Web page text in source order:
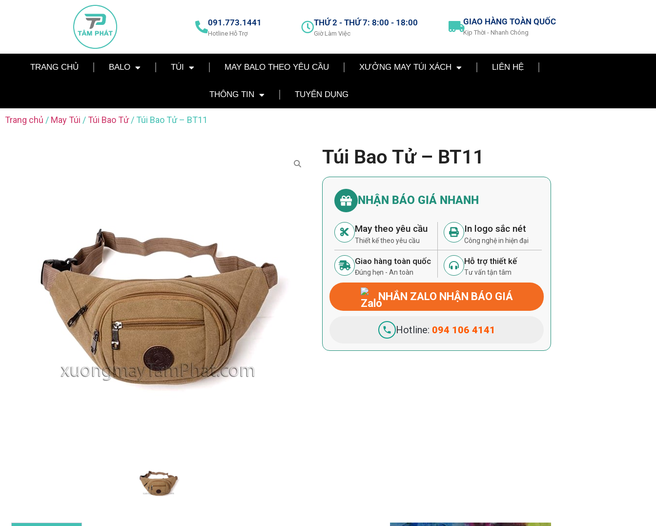
091.773.1441
Hotline Hỗ Trợ
THỨ 2 - THỨ 7: 8:00 - 18:00
Giờ Làm Việc
GIAO HÀNG TOÀN QUỐC
Kịp Thời - Nhanh Chóng
TRANG CHỦ BALO TÚI MAY BALO THEO YÊU CẦU XƯỞNG MAY TÚI XÁCH LIÊN HỆ
THÔNG TIN TUYỂN DỤNG
Trang chủ / May Túi / Túi Bao Tử/ Túi Bao Tử – BT11
Túi Bao Tử – BT11
NHẬN BÁO GIÁ NHANH
May theo yêu cầu
Thiết kế theo yêu cầu
In logo sắc nét
Công nghệ in hiện đại
Giao hàng toàn quốc
Đúng hẹn - An toàn
Hỗ trợ thiết kế
Tư vấn tận tâm
NHẮN ZALO NHẬN BÁO GIÁ
Hotline: 094 106 4141